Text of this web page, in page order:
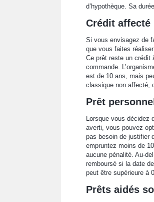
d’hypothèque. Sa
Crédit affecté
Si vous envisagez de
que vous faites
Ce prêt reste un crédit
commande.
est de 10 ans, mais
classique non affecté,
Prêt
Lorsque vous décidez
averti, vous pouvez
pas besoin de justifier
empruntez moins de
aucune pénalité. Au-
remboursé si la date
peut être supérieure à
Prêts aidés